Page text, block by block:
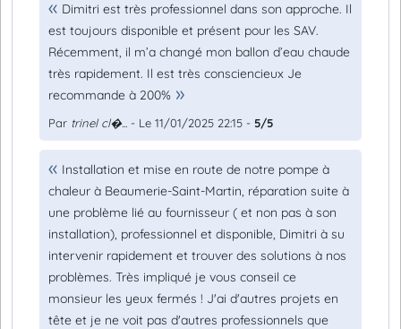
Dimitri est très professionnel dans son approche. Il
est toujours disponible et présent pour les SAV.
Récemment, il m’a changé mon ballon d’eau chaude
très rapidement. Il est très consciencieux Je
recommande à 200%
Par trinel cl�... - Le 11/01/2025 22:15 - 5/5
Installation et mise en route de notre pompe à
chaleur à Beaumerie-Saint-Martin, réparation suite à
une problème lié au fournisseur ( et non pas à son
installation), professionnel et disponible, Dimitri à su
intervenir rapidement et trouver des solutions à nos
problèmes. Très impliqué je vous conseil ce
monsieur les yeux fermés ! J'ai d'autres projets en
tête et je ne voit pas d'autres professionnels que